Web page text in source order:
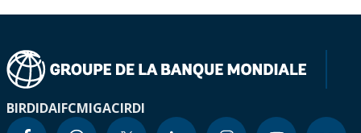
BIRDIDAIFCMIGACIRDI